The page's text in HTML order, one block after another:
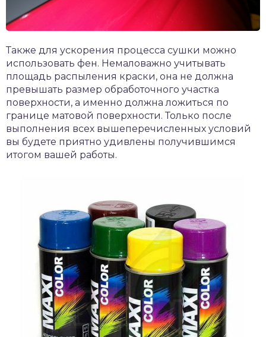
Также для ускорения процесса сушки можно
использовать фен. Немаловажно учитывать
площадь распыления краски, она не должна
превышать размер обработочного участка
поверхности, а именно должна ложиться по
границе матовой поверхности. Только после
выполнения всех вышеперечисленных условий
вы будете приятно удивлены получившимся
итогом вашей работы.